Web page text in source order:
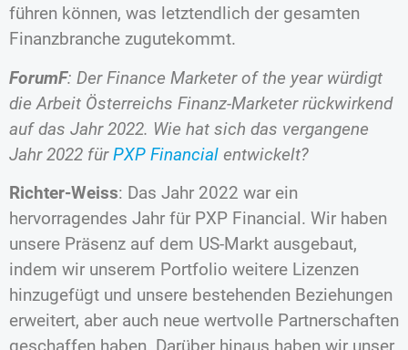
führen können, was letztendlich der gesamten
Finanzbranche zugutekommt.
ForumF: Der Finance Marketer of the year würdigt
die Arbeit Österreichs Finanz-Marketer rückwirkend
auf das Jahr 2022. Wie hat sich das vergangene
Jahr 2022 fürPXP Financial entwickelt?
Richter-Weiss: Das Jahr 2022 war ein
hervorragendes Jahr für PXP Financial. Wir haben
unsere Präsenz auf dem US-Markt ausgebaut,
indem wir unserem Portfolio weitere Lizenzen
hinzugefügt und unsere bestehenden Beziehungen
erweitert, aber auch neue wertvolle Partnerschaften